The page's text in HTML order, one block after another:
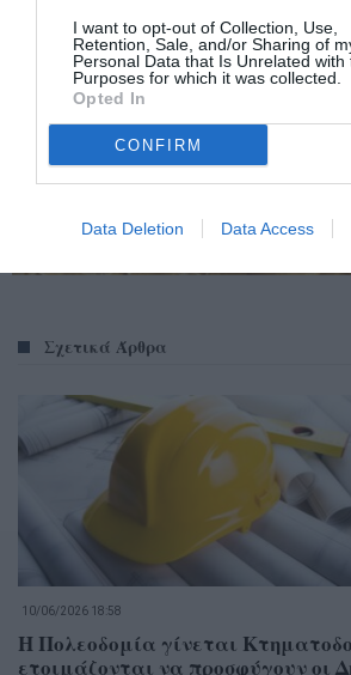
I want to opt-out of Collection, Use,
Retention, Sale, and/or Sharing of
Personal Data that Is Unrelated with
Purposes for which it was collected.
Opted In
CONFIRM
Data Deletion Data Access
Σχετικά Άρθρα
10/06/2026 18:58
Η Πολεοδομία γίνεται
ετοιμάζονται να προσφύγουν οι